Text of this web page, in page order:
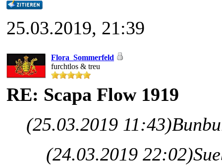
25.03.2019, 21:39
Flora_Sommerfeld
furchtlos & treu
RE: Scapa Flow 1919
(25.03.2019 11:43)
(24.03.2019 22:02)